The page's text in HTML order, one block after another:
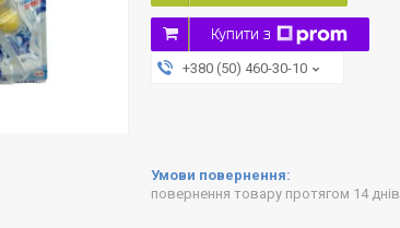
Купити з
+380 (50) 460-30-10
повернення товару протягом 14 днів